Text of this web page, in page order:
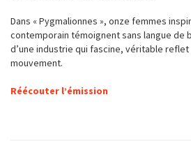
Dans « Pygmalionnes », onze femmes
contemporain témoignent sans langue de
d’une industrie qui fascine, véritable reflet
mouvement.
Réécouter l’émission